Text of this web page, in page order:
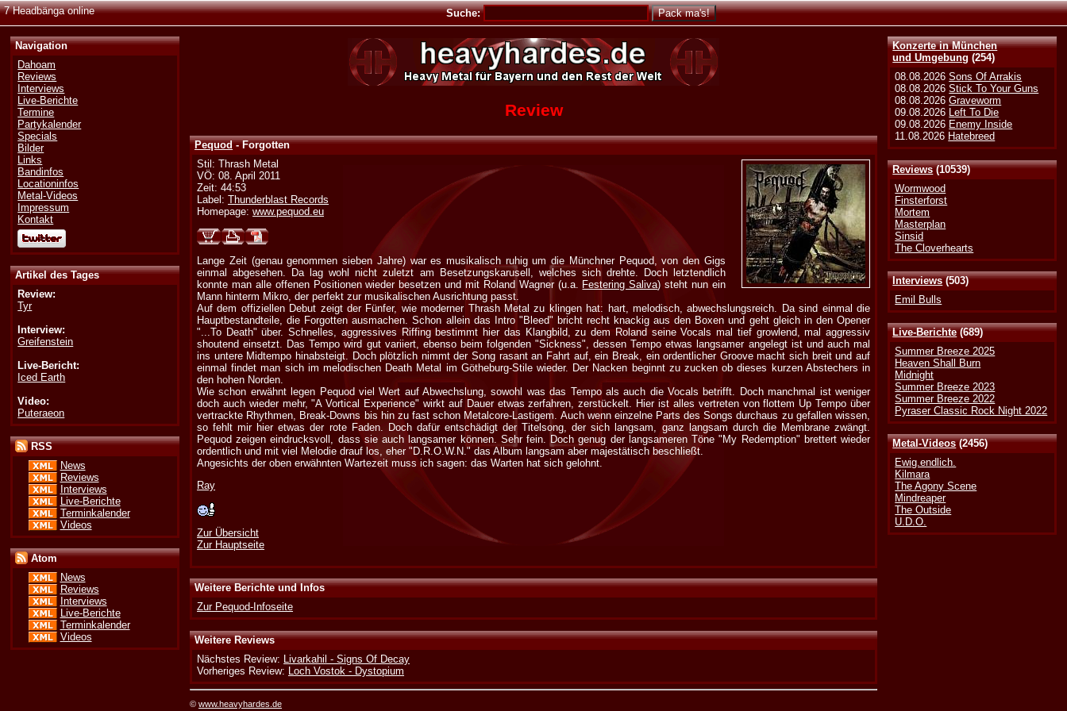
7 Headbänga online Suche:
Konzerte in München
und Umgebung (254)
08.08.2026Sons Of Arrakis
08.08.2026Stick To Your Guns
08.08.2026Graveworm
09.08.2026 Left To Die
09.08.2026 Enemy Inside
11.08.2026 Hatebreed
Reviews(10539)
Wormwood
Finsterforst
Mortem
Masterplan
Sinsid
The Cloverhearts
Interviews(503)
Emil Bulls
Live-Berichte(689)
Summer Breeze 2025
Heaven Shall Burn
Midnight
Summer Breeze 2023
Summer Breeze 2022
Pyraser Classic Rock Night 2022
Metal-Videos(2456)
Ewig.endlich.
Kilmara
The Agony Scene
Mindreaper
The Outside
U.D.O.
Navigation
Dahoam
Reviews
Interviews
Live-Berichte
Termine
Partykalender
Specials
Bilder
Links
Bandinfos
Locationinfos
Metal-Videos
Impressum
Kontakt
Artikel des Tages
Review:
Tyr
Interview:
Greifenstein
Live-Bericht:
Iced Earth
Video:
Puteraeon
RSS
News
Reviews
Interviews
Live-Berichte
Terminkalender
Videos
Atom
News
Reviews
Interviews
Live-Berichte
Terminkalender
Videos
Review
Pequod- Forgotten
Stil: Thrash Metal
VÖ: 08. April 2011
Zeit: 44:53
Label:Thunderblast Records
Homepage:www.pequod.eu
Lange Zeit (genau genommen sieben Jahre) war es musikalisch ruhig um die Münchner Pequod, von den Gigs
einmal abgesehen. Da lag wohl nicht zuletzt am Besetzungskarusell, welches sich drehte. Doch letztendlich
konnte man alle offenen Positionen wieder besetzen und mit Roland Wagner (u.a. Festering Saliva) steht nun ein
Mann hinterm Mikro, der perfekt zur musikalischen Ausrichtung passt.
Auf dem offiziellen Debut zeigt der Fünfer, wie moderner Thrash Metal zu klingen hat: hart, melodisch, abwechslungsreich. Da sind einmal die
Hauptbestandteile, die Forgotten ausmachen. Schon allein das Intro "Bleed" bricht recht knackig aus den Boxen und geht gleich in den Opener
"...To Death" über. Schnelles, aggressives Riffing bestimmt hier das Klangbild, zu dem Roland seine Vocals mal tief growlend, mal aggressiv
shoutend einsetzt. Das Tempo wird gut variiert, ebenso beim folgenden "Sickness", dessen Tempo etwas langsamer angelegt ist und auch mal
ins untere Midtempo hinabsteigt. Doch plötzlich nimmt der Song rasant an Fahrt auf, ein Break, ein ordentlicher Groove macht sich breit und auf
einmal findet man sich im melodischen Death Metal im Götheburg-Stile wieder. Der Nacken beginnt zu zucken ob dieses kurzen Abstechers in
den hohen Norden.
Wie schon erwähnt legen Pequod viel Wert auf Abwechslung, sowohl was das Tempo als auch die Vocals betrifft. Doch manchmal ist weniger
doch auch wieder mehr, "A Vortical Experience" wirkt auf Dauer etwas zerfahren, zerstückelt. Hier ist alles vertreten von flottem Up Tempo über
vertrackte Rhythmen, Break-Downs bis hin zu fast schon Metalcore-Lastigem. Auch wenn einzelne Parts des Songs durchaus zu gefallen wissen,
so fehlt mir hier etwas der rote Faden. Doch dafür entschädigt der Titelsong, der sich langsam, ganz langsam durch die Membrane zwängt.
Pequod zeigen eindrucksvoll, dass sie auch langsamer können. Sehr fein. Doch genug der langsameren Töne "My Redemption" brettert wieder
ordentlich und mit viel Melodie drauf los, eher "D.R.O.W.N." das Album langsam aber majestätisch beschließt.
Angesichts der oben erwähnten Wartezeit muss ich sagen: das Warten hat sich gelohnt.
Ray
Zur Übersicht
Zur Hauptseite
Weitere Berichte und Infos
Zur Pequod-Infoseite
Weitere Reviews
Nächstes Review: Livarkahil - Signs Of Decay
Vorheriges Review: Loch Vostok - Dystopium
©www.heavyhardes.de